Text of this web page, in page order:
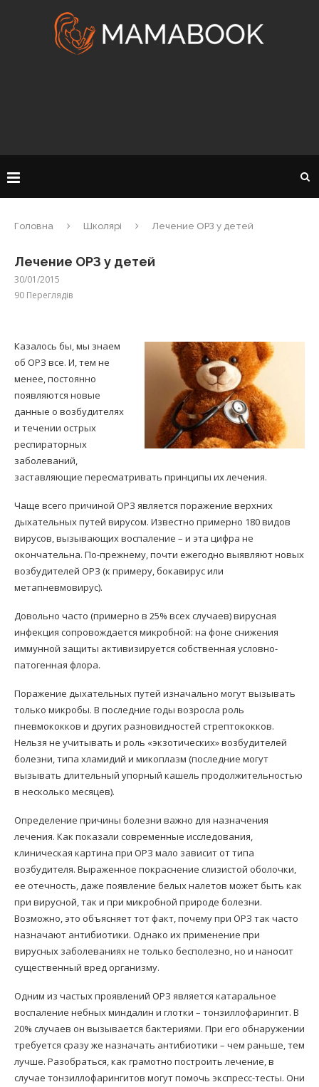
Головна Школярі Лечение ОРЗ у детей
Лечение ОРЗ у детей
30/01/2015
90 Переглядів
Казалось бы, мы знаем
об ОРЗ все. И, тем не
менее, постоянно
появляются новые
данные о возбудителях
и течении острых
респираторных
заболеваний,
заставляющие пересматривать принципы их лечения.
Чаще всего причиной ОРЗ является поражение верхних
дыхательных путей вирусом. Известно примерно 180 видов
вирусов, вызывающих воспаление – и эта цифра не
окончательна. По-прежнему, почти ежегодно выявляют новых
возбудителей ОРЗ (к примеру, бокавирус или
метапневмовирус).
Довольно часто (примерно в 25% всех случаев) вирусная
инфекция сопровождается микробной: на фоне снижения
иммунной защиты активизируется собственная условно-
патогенная флора.
Поражение дыхательных путей изначально могут вызывать
только микробы. В последние годы возросла роль
пневмококков и других разновидностей стрептококков.
Нельзя не учитывать и роль «экзотических» возбудителей
болезни, типа хламидий и микоплазм (последние могут
вызывать длительный упорный кашель продолжительностью
в несколько месяцев).
Определение причины болезни важно для назначения
лечения. Как показали современные исследования,
клиническая картина при ОРЗ мало зависит от типа
возбудителя. Выраженное покраснение слизистой оболочки,
ее отечность, даже появление белых налетов может быть как
при вирусной, так и при микробной природе болезни.
Возможно, это объясняет тот факт, почему при ОРЗ так часто
назначают антибиотики. Однако их применение при
вирусных заболеваниях не только бесполезно, но и наносит
существенный вред организму.
Одним из частых проявлений ОРЗ является катаральное
воспаление небных миндалин и глотки – тонзиллофарингит. В
20% случаев он вызывается бактериями. При его обнаружении
требуется сразу же назначать антибиотики – чем раньше, тем
лучше. Разобраться, как грамотно построить лечение, в
случае тонзиллофарингитов могут помочь экспресс-тесты. Они